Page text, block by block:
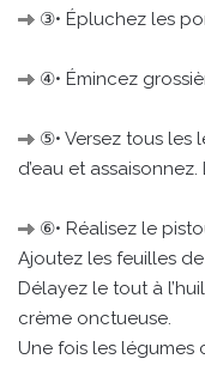
③• Épluchez les
④• Émincez
⑤• Versez tous
d’eau et
⑥• Réalisez le
Ajoutez les feuilles
Délayez le tout à
crème onctueuse.
Une fois les légumes